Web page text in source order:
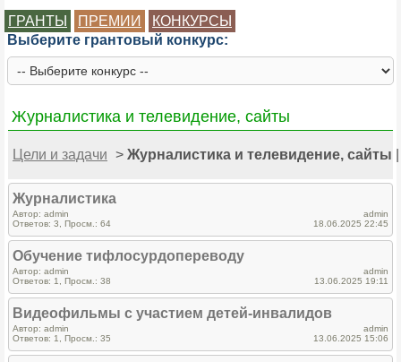
ГРАНТЫ ПРЕМИИ
КОНКУРСЫ
Выберите грантовый конкурс:
Журналистика и телевидение, сайты
Цели и задачи > Журналистика и телевидение, сайты
Журналистика
Автор: admin
Ответов: 3, Просм.: 64
admin
18.06.2025 22:45
Обучение тифлосурдопереводу
Автор: admin
Ответов: 1, Просм.: 38
admin
13.06.2025 19:11
Видеофильмы с участием детей-инвалидов
Автор: admin
Ответов: 1, Просм.: 35
admin
13.06.2025 15:06